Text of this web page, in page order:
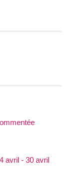
avril - 30 avril